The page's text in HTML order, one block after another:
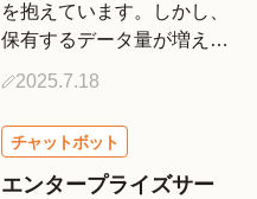
を抱えています。しかし、
保有するデータ量が増えれ
用できていないケースも少
なくありません。そこで今
注目されているのが、デー
2025.7.18
エンタープライズサー